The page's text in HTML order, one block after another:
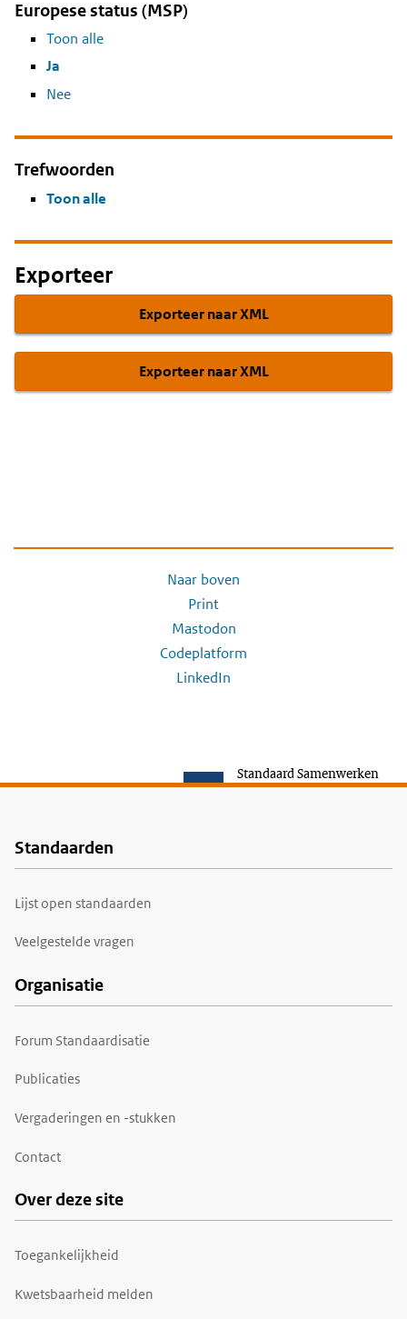
Europese status (MSP)
Toon alle
Ja
Nee
Trefwoorden
Toon alle
Exporteer
Exporteer naar XML
Exporteer naar XML
Naar boven
Print
Mastodon
Codeplatform
LinkedIn
Standaard Samenwerken
Voet
Standaarden
Lijst open standaarden
Veelgestelde vragen
Organisatie
Forum Standaardisatie
Publicaties
Vergaderingen en -stukken
Contact
Over deze site
Toegankelijkheid
Kwetsbaarheid melden